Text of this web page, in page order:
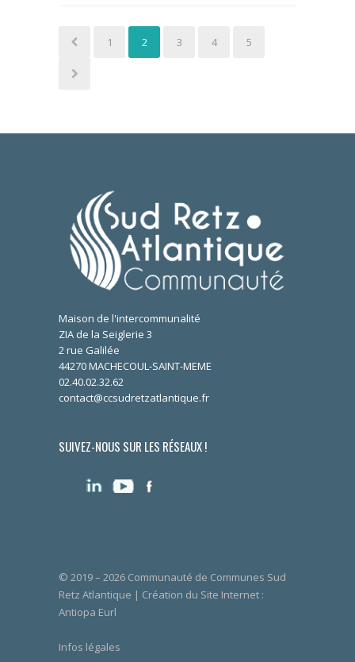
1 2 3 4 5
Maison de l'intercommunalité
ZIA de la Seiglerie 3
2 rue Galilée
44270 MACHECOUL-SAINT-MEME
02.40.02.32.62
contact@ccsudretzatlantique.fr
SUIVEZ-NOUS SUR LES RÉSEAUX !
© 2019 – 2026 Communauté de Communes Sud
Retz Atlantique | Création du Site Internet :
Antiopa Eurl
Infos légales